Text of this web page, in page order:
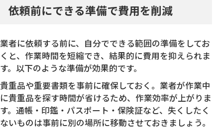
依頼前にできる準備で費用を削減
業者に依頼する前に、自分でできる範囲の準備をしてお
くと、作業時間を短縮でき、結果的に費用を抑えられま
す。以下のような準備が効果的です。
貴重品や重要書類を事前に確保しておく。業者が作業中
に貴重品を探す時間が省けるため、作業効率が上がりま
す。通帳・印鑑・パスポート・保険証など、失くしたく
ないものは事前に別の場所に移動させておきましょう。